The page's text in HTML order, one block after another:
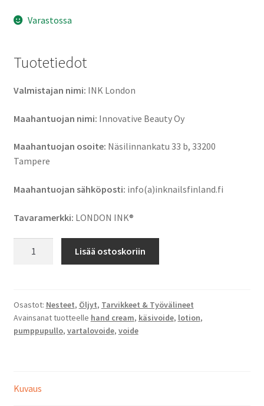
Varastossa
Tuotetiedot
Valmistajan nimi: INK London
Maahantuojan nimi: Innovative Beauty Oy
Maahantuojan osoite: Näsilinnankatu 33 b, 33200
Tampere
Maahantuojan sähköposti: info(a)inknailsfinland.fi
Tavaramerkki: LONDON INK®️
&
Body
Lotion
Lisää ostoskoriin
Osastot: Nesteet, Öljyt, Tarvikkeet & Työvälineet
Avainsanat tuotteelle hand cream, käsivoide, lotion,
pumppupullo, vartalovoide, voide
Kuvaus